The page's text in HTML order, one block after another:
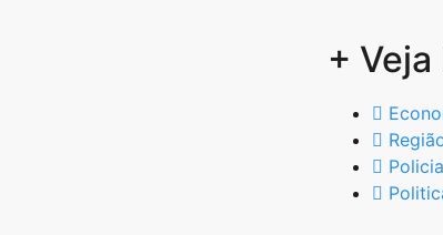
+